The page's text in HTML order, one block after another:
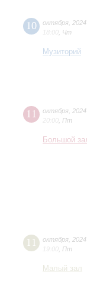
10 октября 2024
18:00 Чт
Музиторий
11 октября 2024
20:00 Пт
Большой
11 октября 2024
19:00 Пт
Малый зал